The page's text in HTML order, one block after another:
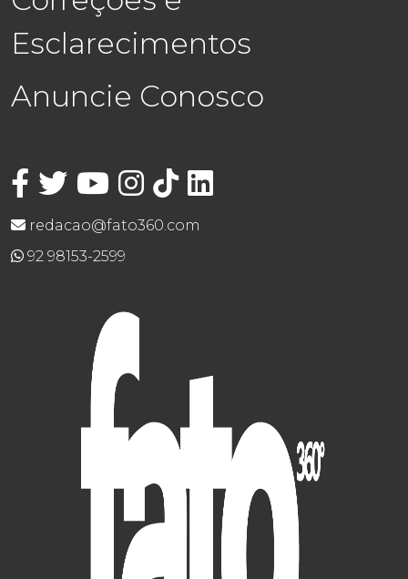
Esclarecimentos
Anuncie Conosco
redacao@fato360.com
92 98153-2599